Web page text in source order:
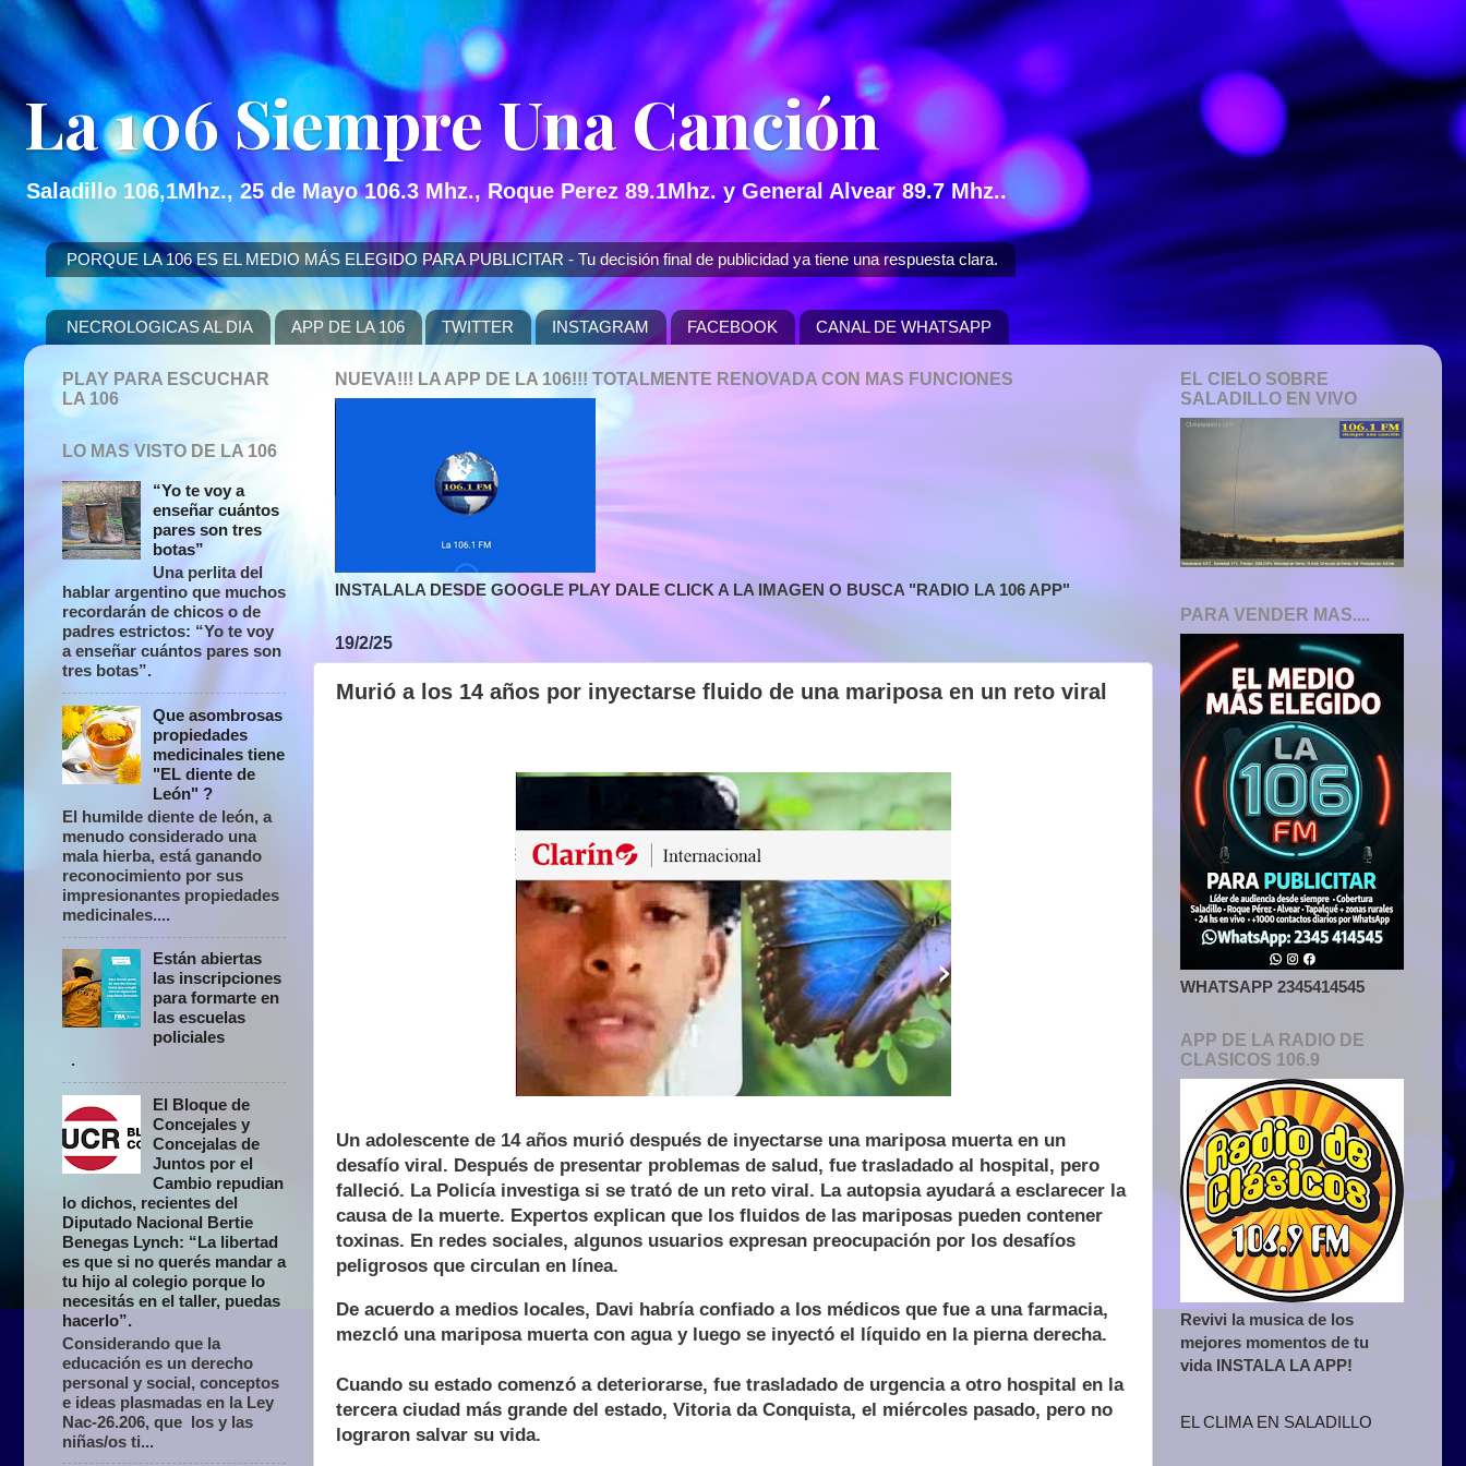
La 106 Siempre Una Canción
Saladillo 106,1Mhz., 25 de Mayo 106.3 Mhz., Roque Perez 89.1Mhz. y General Alvear 89.7 Mhz..
PORQUE LA 106 ES EL MEDIO MÁS ELEGIDO PARA PUBLICITAR - Tu decisión final de publicidad ya tiene una respuesta clara.
NECROLOGICAS AL DIA APP DE LA 106 TWITTER INSTAGRAM FACEBOOK CANAL DE WHATSAPP
NUEVA!!! LA APP DE LA 106!!! TOTALMENTE RENOVADA CON MAS FUNCIONES
INSTALALA DESDE GOOGLE PLAY DALE CLICK A LA IMAGEN O BUSCA "RADIO LA 106 APP"
19/2/25
Murió a los 14 años por inyectarse fluido de una mariposa en un reto viral
Un adolescente de 14 años murió después de inyectarse una mariposa muerta en un
desafío viral. Después de presentar problemas de salud, fue trasladado al hospital, pero
falleció. La Policía investiga si se trató de un reto viral. La autopsia ayudará a esclarecer la
causa de la muerte. Expertos explican que los fluidos de las mariposas pueden contener
toxinas. En redes sociales, algunos usuarios expresan preocupación por los desafíos
peligrosos que circulan en línea.
De acuerdo a medios locales, Davi habría confiado a los médicos que fue a una farmacia,
mezcló una mariposa muerta con agua y luego se inyectó el líquido en la pierna derecha.
Cuando su estado comenzó a deteriorarse, fue trasladado de urgencia a otro hospital en la
tercera ciudad más grande del estado, Vitoria da Conquista, el miércoles pasado, pero no
lograron salvar su vida.
PLAY PARA ESCUCHAR
LA 106
LO MAS VISTO DE LA 106
“Yo te voy a
enseñar cuántos
pares son tres
botas”
Una perlita del
hablar argentino que muchos
recordarán de chicos o de
padres estrictos: “Yo te voy
a enseñar cuántos pares son
tres botas”.
Que asombrosas
propiedades
medicinales tiene
"EL diente de
León" ?
El humilde diente de león, a
menudo considerado una
mala hierba, está ganando
reconocimiento por sus
impresionantes propiedades
medicinales....
Están abiertas
las inscripciones
para formarte en
las escuelas
policiales
.
El Bloque de
Concejales y
Concejalas de
Juntos por el
Cambio repudian
lo dichos, recientes del
Diputado Nacional Bertie
Benegas Lynch: “La libertad
es que si no querés mandar a
tu hijo al colegio porque lo
necesitás en el taller, puedas
hacerlo”.
Considerando que la
educación es un derecho
personal y social, conceptos
e ideas plasmadas en la Ley
Nac-26.206, que los y las
niñas/os ti...
EL CIELO SOBRE
SALADILLO EN VIVO
PARA VENDER MAS....
WHATSAPP 2345414545
APP DE LA RADIO DE
CLASICOS 106.9
Revivi la musica de los
mejores momentos de tu
vida INSTALA LA APP!
EL CLIMA EN SALADILLO